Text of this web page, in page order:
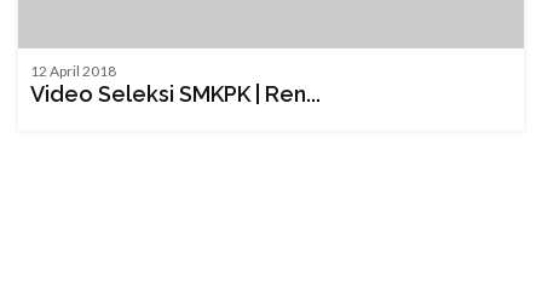
12 April 2018
Video Seleksi SMKPK | Ren...